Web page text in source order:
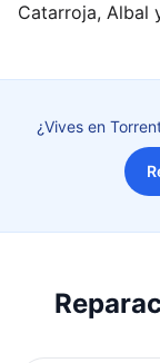
Catarroja, Albal
¿Vives en